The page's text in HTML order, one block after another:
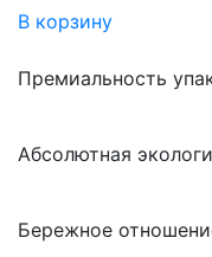
В корзину
Премиальность
Абсолютная
Бережное